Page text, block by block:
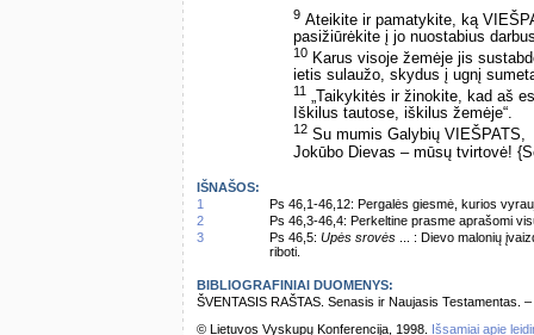
9 Ateikite ir pamatykite, ką
pasižiūrėkite į jo nuostabius
10 Karus visoje žemėje jis
ietis sulaužo, skydus į ugnį
11 „Taikykitės ir žinokite, kad aš
Iškilus tautose, iškilus žemėje“.
12 Su mumis Galybių VIEŠPATS,
Jokūbo Dievas – mūsų tvirtovė!
IŠNAŠOS:
1
Ps 46,1-46,12: Pergalės giesmė, kurios
2
Ps 46,3-46,4: Perkeltine prasme aprašomi
3
Ps 46,5: Upės srovės ... : Dievo malonių
riboti.
BIBLIOGRAFINIAI DUOMENYS:
ŠVENTASIS RAŠTAS. Senasis ir Naujasis Testamentas.
© Lietuvos Vyskupų Konferencija, 1998.
Išsamiai apie